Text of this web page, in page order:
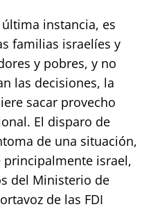
instancia, es
familias israelíes y
y pobres, y no
las decisiones, la
sacar provecho
El disparo de
de una situación,
principalmente israel,
del Ministerio de
de las FDI